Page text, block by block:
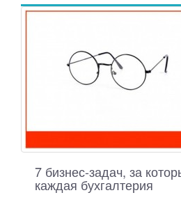
7 бизнес-задач, за
каждая бухгалтерия